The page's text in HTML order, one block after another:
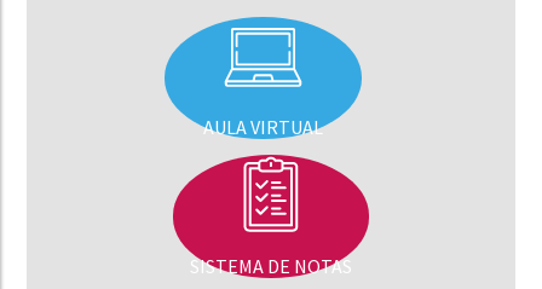
AULA VIRTUAL
SISTEMA DE NOTAS